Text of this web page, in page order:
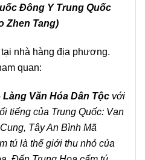
Đông Y Trung Quốc
Zhen Tang)
nhà hàng địa phương.
quan:
Văn Hóa Dân Tộcvới
tiếng của Trung Quốc: Vạn
Tây An Bình Mã
tú là thế giới thu nhỏ của